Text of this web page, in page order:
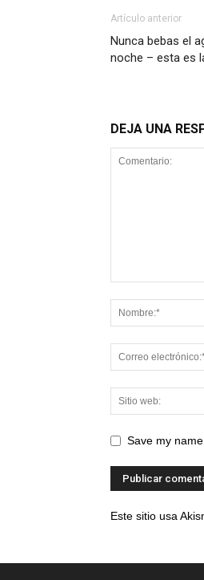
Artículo anterior
Nunca bebas el
noche – esta es
DEJA UNA
Save my
Este sitio usa